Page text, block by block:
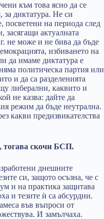
към това ясно да се
за диктатура. Не си
посветени на периода след
актуалната
не може и не бива да бъде
избиването на
да имаме диктатура е
политическа партия или
и да са разделенията
либерални, каквито и
не казва: дайте да
режим да бъде неутрална.
какви предизвикателства
тогава скочи БСП.
днешните
си, защото осъзна, че с
и на практика защитава
и тезите ѝ са абсурдни.
във въпроси от
И замълчаха.